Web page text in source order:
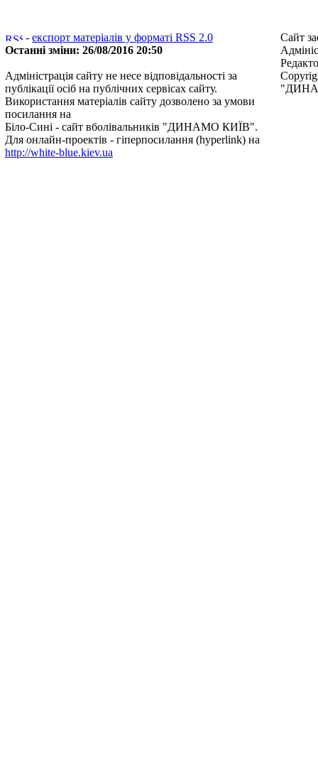
- експорт матеріалів у форматі RSS 2.0
Останні зміни: 26/08/2016 20:50
Адміністрація сайту не несе відповідальності за
публікації осіб на публічних сервісах сайту.
Використання матеріалів сайту дозволено за умови
посилання на
Біло-Сині - сайт вболівальників "ДИНАМО КИЇВ".
Для онлайн-проектів - гіперпосилання (hyperlink) на
http://white-blue.kiev.ua
Сайт